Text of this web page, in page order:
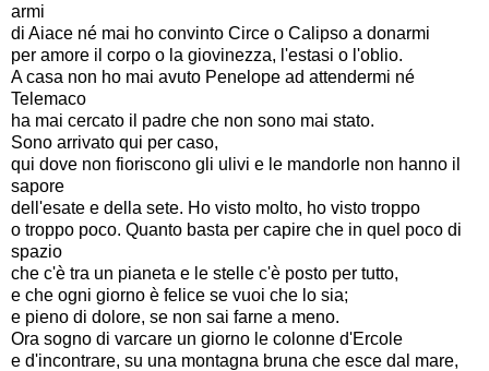
armi
di Aiace né mai ho convinto Circe o Calipso a donarmi
per amore il corpo o la giovinezza, l'estasi o l'oblio.
A casa non ho mai avuto Penelope ad attendermi né
Telemaco
ha mai cercato il padre che non sono mai stato.
Sono arrivato qui per caso,
qui dove non fioriscono gli ulivi e le mandorle non hanno il
sapore
dell'esate e della sete. Ho visto molto, ho visto troppo
o troppo poco. Quanto basta per capire che in quel poco di
spazio
che c'è tra un pianeta e le stelle c'è posto per tutto,
e che ogni giorno è felice se vuoi che lo sia;
e pieno di dolore, se non sai farne a meno.
Ora sogno di varcare un giorno le colonne d'Ercole
e d'incontrare, su una montagna bruna che esce dal mare,